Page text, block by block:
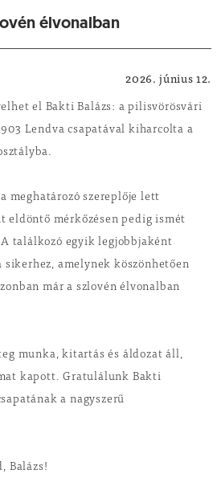
élvonalban
2026. június 12.
el Bakti Balázs: a pilisvörösvári
Lendva csapatával kiharcolta a
meghatározó szereplője lett
eldöntő mérkőzésen pedig ismét
találkozó egyik legjobbjaként
sikerhez, amelynek köszönhetően
már a szlovén élvonalban
munka, kitartás és áldozat áll,
kapott. Gratulálunk Bakti
a nagyszerű
Balázs!